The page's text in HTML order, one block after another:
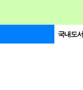
국내도서